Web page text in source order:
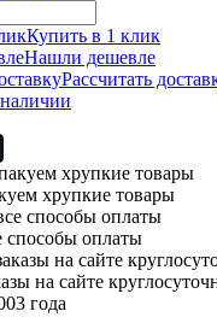
Купить в 1 клик
Нашли дешевле
Рассчитать
хрупкие товары
оплаты
на сайте